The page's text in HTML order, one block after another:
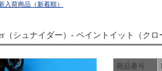
入荷商品（新着順）
（シュナイダー）- ペイントイット（ク
商品番号